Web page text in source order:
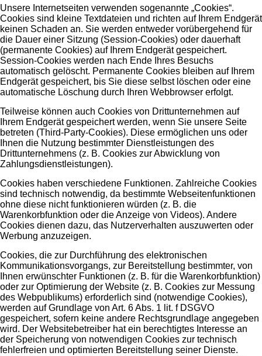
Unsere Internetseiten verwenden sogenannte „Cookies“.
Cookies sind kleine Textdateien und richten auf Ihrem Endgerät
keinen Schaden an. Sie werden entweder vorübergehend für
die Dauer einer Sitzung (Session-Cookies) oder dauerhaft
(permanente Cookies) auf Ihrem Endgerät gespeichert.
Session-Cookies werden nach Ende Ihres Besuchs
automatisch gelöscht. Permanente Cookies bleiben auf Ihrem
Endgerät gespeichert, bis Sie diese selbst löschen oder eine
automatische Löschung durch Ihren Webbrowser erfolgt.
Teilweise können auch Cookies von Drittunternehmen auf
Ihrem Endgerät gespeichert werden, wenn Sie unsere Seite
betreten (Third-Party-Cookies). Diese ermöglichen uns oder
Ihnen die Nutzung bestimmter Dienstleistungen des
Drittunternehmens (z. B. Cookies zur Abwicklung von
Zahlungsdienstleistungen).
Cookies haben verschiedene Funktionen. Zahlreiche Cookies
sind technisch notwendig, da bestimmte Webseitenfunktionen
ohne diese nicht funktionieren würden (z. B. die
Warenkorbfunktion oder die Anzeige von Videos). Andere
Cookies dienen dazu, das Nutzerverhalten auszuwerten oder
Werbung anzuzeigen.
Cookies, die zur Durchführung des elektronischen
Kommunikationsvorgangs, zur Bereitstellung bestimmter, von
Ihnen erwünschter Funktionen (z. B. für die Warenkorbfunktion)
oder zur Optimierung der Website (z. B. Cookies zur Messung
des Webpublikums) erforderlich sind (notwendige Cookies),
werden auf Grundlage von Art. 6 Abs. 1 lit. f DSGVO
gespeichert, sofern keine andere Rechtsgrundlage angegeben
wird. Der Websitebetreiber hat ein berechtigtes Interesse an
der Speicherung von notwendigen Cookies zur technisch
fehlerfreien und optimierten Bereitstellung seiner Dienste.